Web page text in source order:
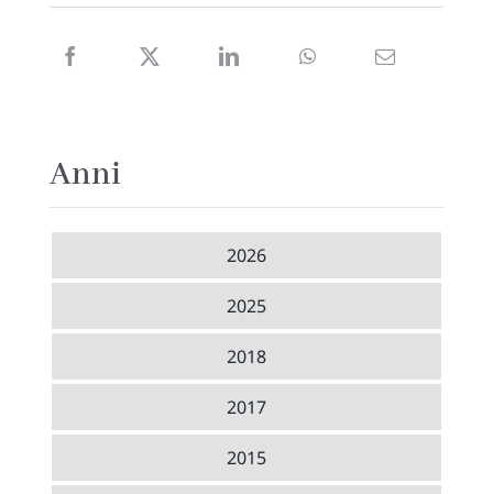
Anni
2026
2025
2018
2017
2015